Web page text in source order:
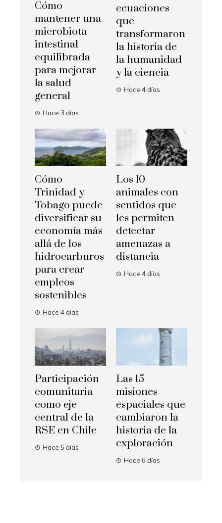
Cómo
mantener una
microbiota
intestinal
equilibrada
para mejorar
la salud
general
Hace 3 días
ecuaciones
que
transformaron
la historia de
la humanidad
y la ciencia
Hace 4 días
Cómo
Trinidad y
Tobago puede
diversificar su
economía más
allá de los
hidrocarburos
para crear
empleos
sostenibles
Hace 4 días
Los 10
animales con
sentidos que
les permiten
detectar
amenazas a
distancia
Hace 4 días
Participación
comunitaria
como eje
central de la
RSE en Chile
Hace 5 días
Las 15
misiones
espaciales que
cambiaron la
historia de la
exploración
Hace 6 días